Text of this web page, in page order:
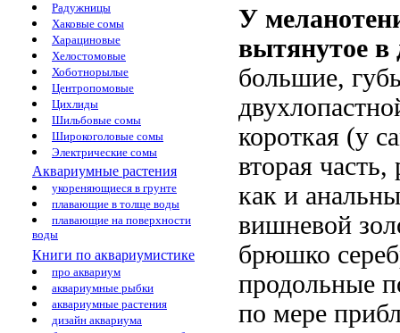
Радужницы
Хаковые сомы
Харациновые
Хелостомовые
Хоботнорылые
Центропомовые
Цихлиды
Шильбовые сомы
Широкоголовые сомы
Электрические сомы
Аквариумные растения
укореняющиеся в грунте
плавающие в толще воды
плавающие на поверхности
воды
Книги по аквариумистике
про аквариум
аквариумные рыбки
аквариумные растения
дизайн аквариума
У
вытянутое в
большие,
короткая (у
вторая
как и
вишневой
брюшко
продольные
по мере